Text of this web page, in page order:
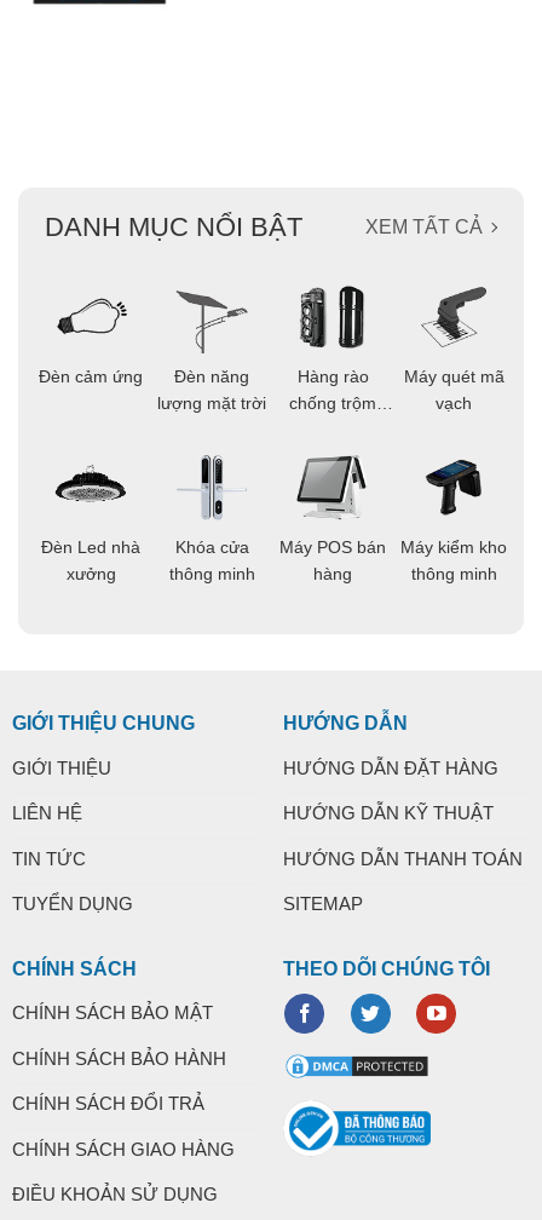
DANH MỤC NỔI BẬT XEM TẤT CẢ
Đèn cảm ứng
Đèn Led nhà
xưởng
Đèn năng
lượng mặt trời
Khóa cửa
thông minh
Hàng rào
chống trộm
Máy POS bán
hàng
Máy quét mã
vạch
Máy kiểm kho
thông minh
GIỚI THIỆU CHUNG
GIỚI THIỆU
LIÊN HỆ
TIN TỨC
TUYỂN DỤNG
HƯỚNG DẪN
HƯỚNG DẪN ĐẶT HÀNG
HƯỚNG DẪN KỸ THUẬT
HƯỚNG DẪN THANH TOÁN
SITEMAP
CHÍNH SÁCH
CHÍNH SÁCH BẢO MẬT
CHÍNH SÁCH BẢO HÀNH
CHÍNH SÁCH ĐỔI TRẢ
CHÍNH SÁCH GIAO HÀNG
ĐIỀU KHOẢN SỬ DỤNG
THEO DÕI CHÚNG TÔI